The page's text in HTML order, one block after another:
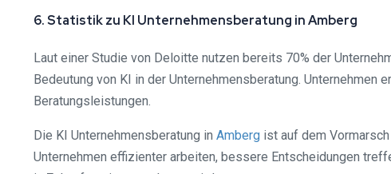
6. Statistik zu KI Unternehmensberatung in Amberg
Laut einer Studie von Deloitte nutzen bereits 70% der
Bedeutung von KI in der Unternehmensberatung.
Beratungsleistungen.
Die KI Unternehmensberatung in Amberg ist auf dem
Unternehmen effizienter arbeiten, bessere Entscheidungen